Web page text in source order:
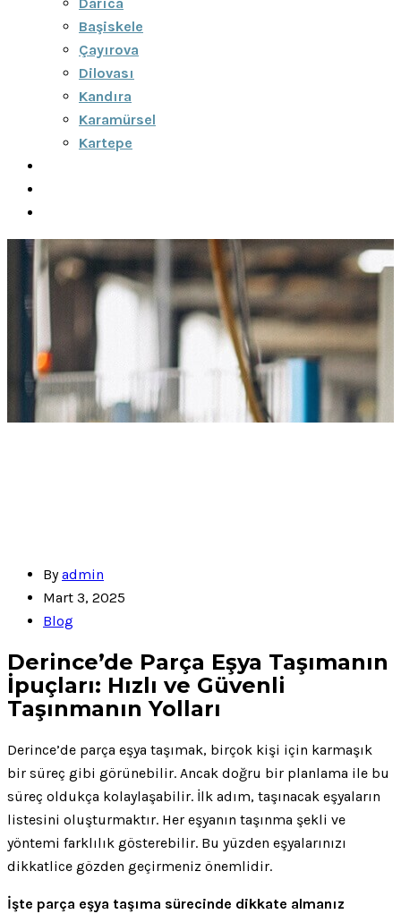
Başiskele
Çayırova
Dilovası
Kandıra
Karamürsel
Kartepe
Byadmin
Mart 3, 2025
Blog
Derince’de Parça Eşya Taşımanın
İpuçları: Hızlı ve Güvenli
Taşınmanın Yolları
Derince’de parça eşya taşımak, birçok kişi için karmaşık
bir süreç gibi görünebilir. Ancak doğru bir planlama ile bu
süreç oldukça kolaylaşabilir. İlk adım, taşınacak eşyaların
listesini oluşturmaktır. Her eşyanın taşınma şekli ve
yöntemi farklılık gösterebilir. Bu yüzden eşyalarınızı
dikkatlice gözden geçirmeniz önemlidir.
İşte parça eşya taşıma sürecinde dikkate almanız